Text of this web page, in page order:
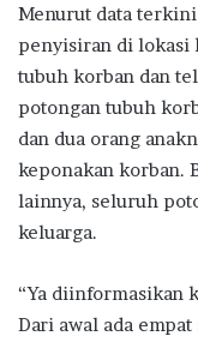
Menurut data
penyisiran di lokasi
tubuh korban dan
potongan tubuh
dan dua orang
keponakan korban.
lainnya, seluruh
keluarga.
“Ya diinformasikan
Dari awal ada